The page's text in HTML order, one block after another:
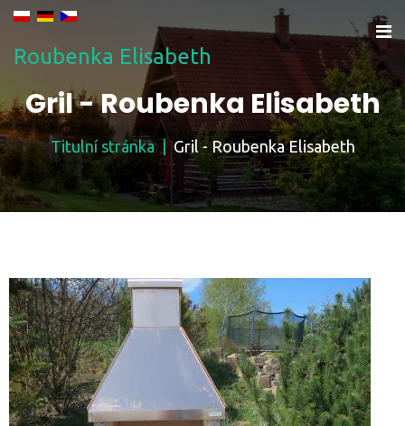
Roubenka Elisabeth
Gril - Roubenka Elisabeth
Titulní stránka Gril - Roubenka Elisabeth